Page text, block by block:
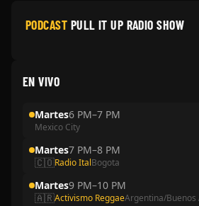
PODCAST PULL IT UP RADIO SHOW
EN VIVO
Martes6 PM–7 PM
Mexico City
Martes7 PM–8 PM
🇨🇴Radio ItalBogota
Martes9 PM–10 PM
🇦🇷Activismo ReggaeArgentina/Buenos